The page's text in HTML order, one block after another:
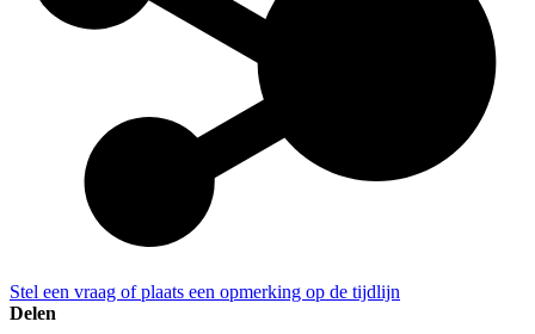
Stel een vraag of plaats een opmerking op de tijdlijn
Delen